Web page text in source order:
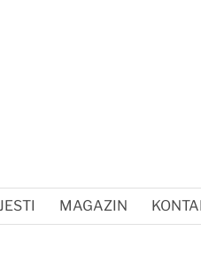
MAGAZIN